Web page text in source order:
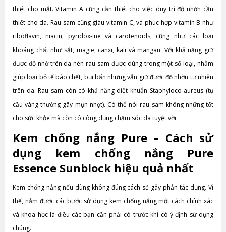
thiết cho mắt. Vitamin A cũng cần thiết cho việc duy trì độ nhờn cần
thiết cho da. Rau sam cũng giàu vitamin C, và phúc hợp vitamin B như
riboflavin, niacin, pyridox-ine và carotenoids, cũng như các loại
khoáng chất như sắt, magie, canxi, kali và mangan. Với khả năng giữ
được độ nhờ trên da nên rau sam được dùng trong một số loại, nhằm
giúp loại bỏ tế bào chết, bụi bẩn nhưng vẫn giữ được độ nhờn tự nhiên
trên da. Rau sam còn có khả năng diệt khuẩn Staphyloco aureus (tụ
cầu vàng thường gây mụn nhọt). Có thể nói rau sam không những tốt
cho sức khỏe mà còn có công dụng chăm sóc da tuyệt vời.
Kem chống nắng Pure – Cách sử
dụng kem chống nắng Pure
Essence Sunblock hiệu quả nhất
Kem chống nắng nếu dùng không đúng cách sẽ gây phản tác dụng. Vì
thế, nắm được các bước sử dụng kem chống nắng một cách chính xác
và khoa học là điều các bạn cần phải có trước khi có ý định sử dụng
chúng.